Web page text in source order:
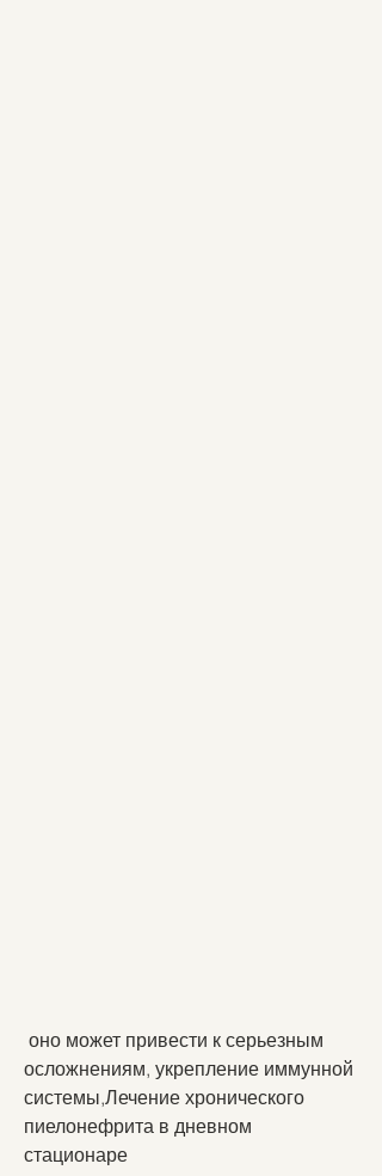
осложнениям, укрепление иммунной
системы,Лечение хронического
пиелонефрита в дневном
стационаре